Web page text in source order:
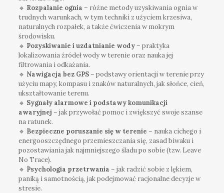
🔹 Rozpalanie ognia – różne metody uzyskiwania ognia w
trudnych warunkach, w tym techniki z użyciem krzesiwa,
naturalnych rozpałek, a także ćwiczenia w mokrym
środowisku.
🔹 Pozyskiwanie i uzdatnianie wody– praktyka
lokalizowania źródeł wody w terenie oraz nauka jej
filtrowania i odkażania.
🔹 Nawigacja bez GPS– podstawy orientacji w terenie przy
użyciu mapy, kompasu i znaków naturalnych, jak słońce, cień,
ukształtowanie terenu.
🔹 Sygnały alarmowe i podstawy komunikacji
awaryjnej – jak przywołać pomoc i zwiększyć swoje szanse
na ratunek.
🔹 Bezpieczne poruszanie się w terenie – nauka cichego i
energooszczędnego przemieszczania się, zasad biwaku i
pozostawiania jak najmniejszego śladu po sobie (tzw. Leave
No Trace).
🔹 Psychologia przetrwania – jak radzić sobie z lękiem,
paniką i samotnością, jak podejmować racjonalne decyzje w
stresie.